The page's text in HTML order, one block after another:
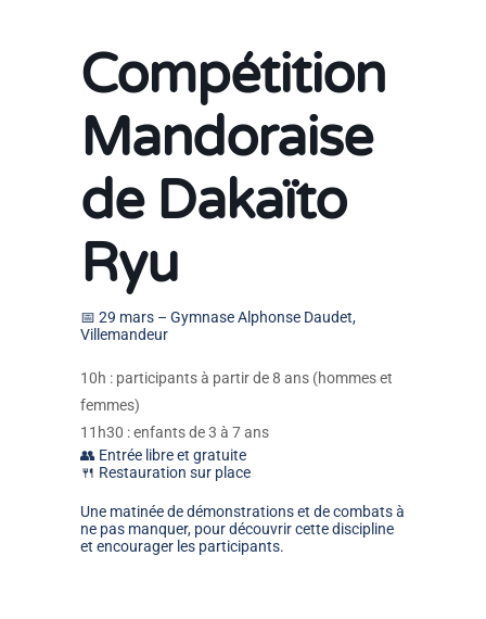
Compétition
Mandoraise
de Dakaïto
Ryu
📅 29 mars – Gymnase Alphonse Daudet,
Villemandeur
10h : participants à partir de 8 ans (hommes et
femmes)
11h30 : enfants de 3 à 7 ans
👥 Entrée libre et gratuite
🍴 Restauration sur place
Une matinée de démonstrations et de combats à
ne pas manquer, pour découvrir cette discipline
et encourager les participants.